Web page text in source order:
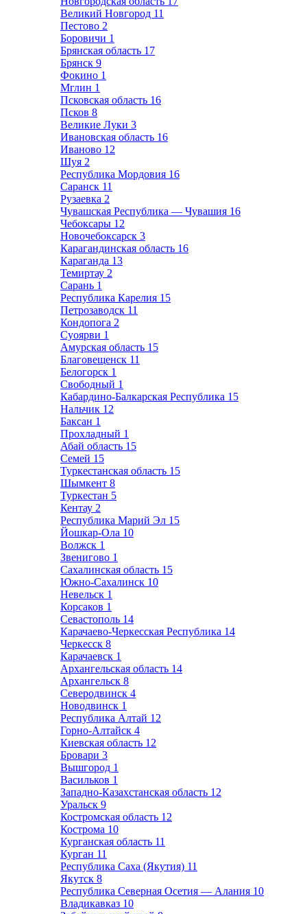
Великий Новгород 11
Пестово 2
Боровичи 1
Брянская область 17
Брянск 9
Фокино 1
Мглин 1
Псковская область 16
Псков 8
Великие Луки 3
Ивановская область 16
Иваново 12
Шуя 2
Республика Мордовия 16
Саранск 11
Рузаевка 2
Чувашская Республика — Чувашия 16
Чебоксары 12
Новочебоксарск 3
Карагандинская область 16
Караганда 13
Темиртау 2
Сарань 1
Республика Карелия 15
Петрозаводск 11
Кондопога 2
Суоярви 1
Амурская область 15
Благовещенск 11
Белогорск 1
Свободный 1
Кабардино-Балкарская Республика 15
Нальчик 12
Баксан 1
Прохладный 1
Абай область 15
Семей 15
Туркестанская область 15
Шымкент 8
Туркестан 5
Кентау 2
Республика Марий Эл 15
Йошкар-Ола 10
Волжск 1
Звенигово 1
Сахалинская область 15
Южно-Сахалинск 10
Невельск 1
Корсаков 1
Севастополь 14
Карачаево-Черкесская Республика 14
Черкесск 8
Карачаевск 1
Архангельская область 14
Архангельск 8
Северодвинск 4
Новодвинск 1
Республика Алтай 12
Горно-Алтайск 4
Киевская область 12
Бровари 3
Вышгород 1
Васильков 1
Западно-Казахстанская область 12
Уральск 9
Костромская область 12
Кострома 10
Курганская область 11
Курган 11
Республика Саха (Якутия) 11
Якутск 8
Республика Северная Осетия — Алания 10
Владикавказ 10